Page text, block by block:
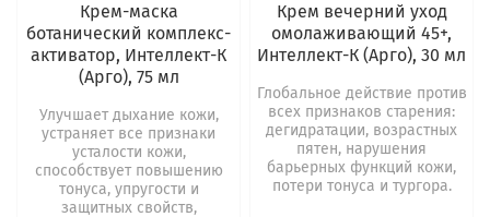
Крем-маска
ботанический комплекс-
активатор, Интеллект-К
(Арго), 75 мл
Улучшает дыхание кожи,
устраняет все признаки
усталости кожи,
способствует повышению
тонуса, упругости и
защитных свойств,
Крем вечерний уход
омолаживающий 45+,
Интеллект-К (Арго), 30 мл
Глобальное действие против
всех признаков старения:
дегидратации, возрастных
пятен, нарушения
барьерных функций кожи,
потери тонуса и тургора.